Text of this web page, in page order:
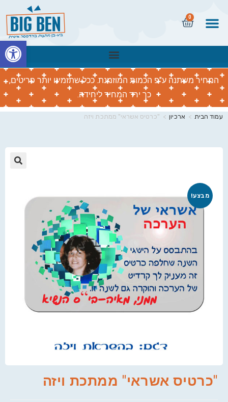
0
המחיר משתנה ע"פ הכמות המוזמנת. ככל שתזמינו יותר פריטים,
כך ירד המחיר ליחידה.
עמוד הבית > ארכיון > "כרטיס אשראי" ממתכת ויזה
מבצע!
"כרטיס אשראי" ממתכת ויזה